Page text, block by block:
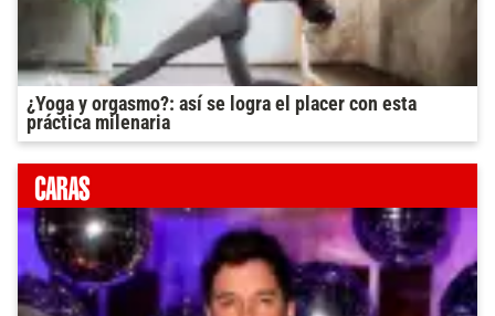
¿Yoga y orgasmo?: así se logra el placer con esta
práctica milenaria